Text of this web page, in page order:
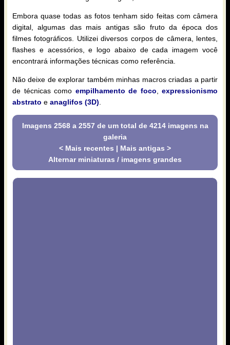
Embora quase todas as fotos tenham sido feitas com câmera
digital, algumas das mais antigas são fruto da época dos
filmes fotográficos. Utilizei diversos corpos de câmera, lentes,
flashes e acessórios, e logo abaixo de cada imagem você
encontrará informações técnicas como referência.
Não deixe de explorar também minhas macros criadas a partir
de técnicas como empilhamento de foco
expressionismo
abstrato e anaglifos (3D)
Imagens 2568 a 2557 de um total de 4214 imagens na
galeria
< Mais recentes | Mais antigas >
Alternar miniaturas / imagens grandes